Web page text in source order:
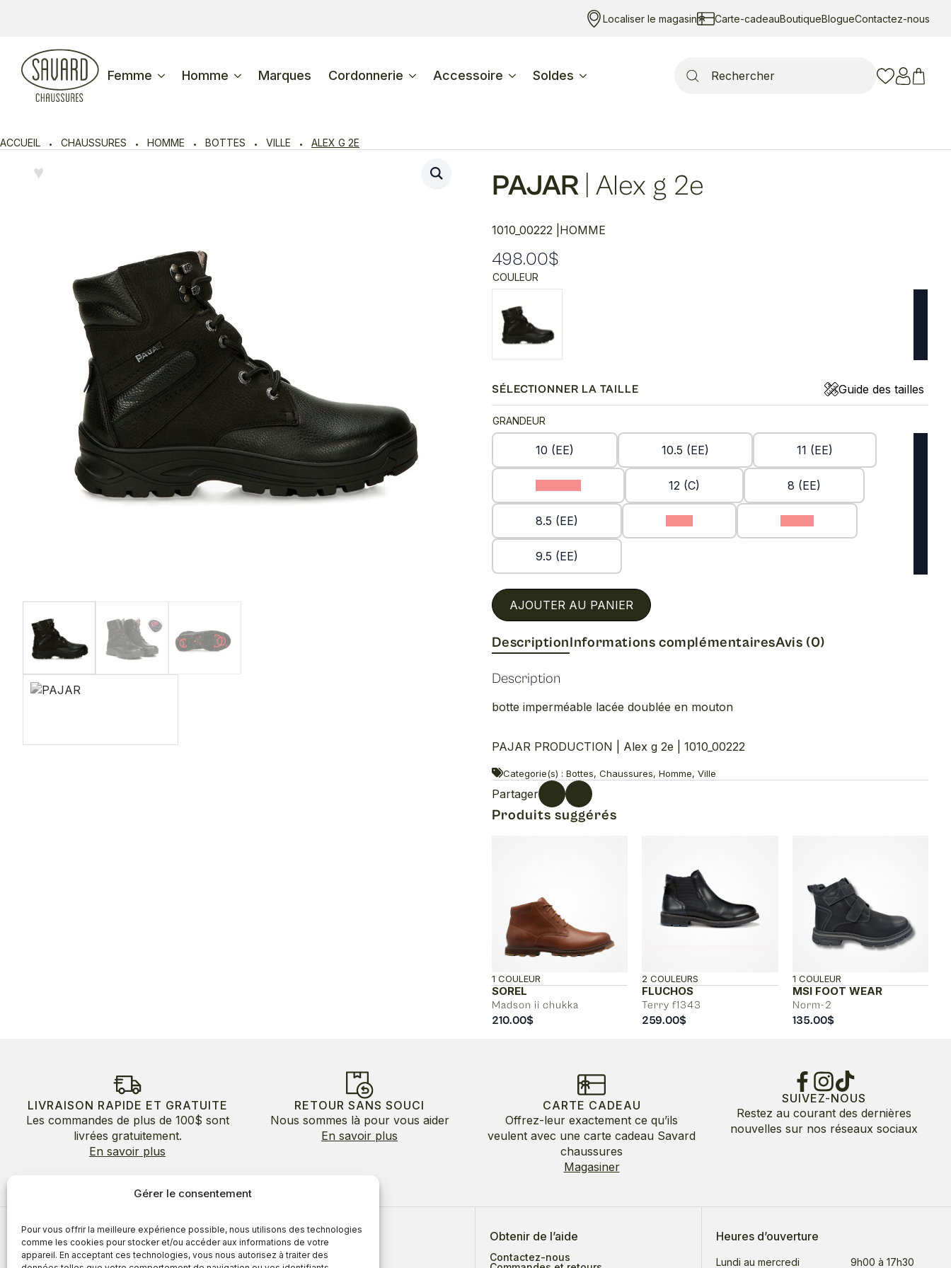
Gérer le consentement
Pour vous offrir la meilleure expérience possible, nous utilisons des technologies
comme les cookies pour stocker et/ou accéder aux informations de votre
appareil. En acceptant ces technologies, vous nous autorisez à traiter des
Localiser le magasin Carte-cadeauBoutiqueBlogueContactez-nous
Femme Homme Marques Cordonnerie Accessoire Soldes
for:
ACCUEIL CHAUSSURES HOMME BOTTES VILLE ALEX G 2E
♥︎ PAJAR Alex g 2e
1010_00222 | HOMME
498.00$
COULEUR
SÉLECTIONNER LA TAILLE Guide des tailles
GRANDEUR
10 (EE) 10.5 (EE) 11 (EE)
12 (C) 8 (EE)
8.5 (EE)
9.5 (EE)
AJOUTER AU PANIER
DescriptionInformations complémentairesAvis (0)
Description
botte imperméable lacée doublée en mouton
PAJAR PRODUCTION | Alex g 2e | 1010_00222
Categorie(s) : Bottes, Chaussures, Homme, Ville
Partager
Produits suggérés
SOREL
Madson ii chukka
1 COULEUR
210.00$
FLUCHOS
Terry f1343
2 COULEURS
259.00$
MSI FOOT WEAR
Norm-2
1 COULEUR
135.00$
LIVRAISON RAPIDE ET GRATUITE
Les commandes de plus de 100$ sont
livrées gratuitement.
En savoir plus
RETOUR SANS SOUCI
Nous sommes là pour vous aider
En savoir plus
CARTE CADEAU
Offrez-leur exactement ce qu’ils
veulent avec une carte cadeau Savard
chaussures
Magasiner
SUIVEZ-NOUS
Restez au courant des dernières
nouvelles sur nos réseaux sociaux
À propos de nous
À propos
Obtenir de l’aide
Contactez-nous
Heures d’ouverture
Lundi au mercredi 9h00 à 17h30